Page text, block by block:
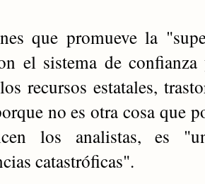
que promueve la
el sistema de
recursos estatales,
no es otra cosa que
los analistas, es
catastróficas".